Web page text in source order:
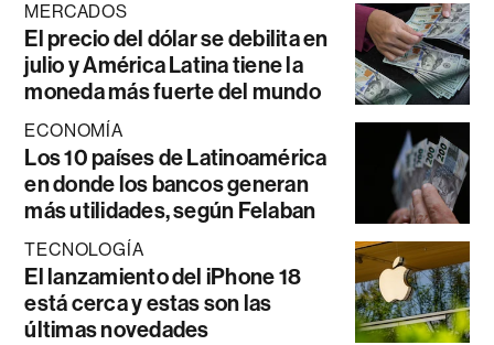
MERCADOS
El precio del dólar se debilita en
julio y América Latina tiene la
moneda más fuerte del mundo
ECONOMÍA
Los 10 países de Latinoamérica
en donde los bancos generan
más utilidades, según Felaban
TECNOLOGÍA
El lanzamiento del iPhone 18
está cerca y estas son las
últimas novedades